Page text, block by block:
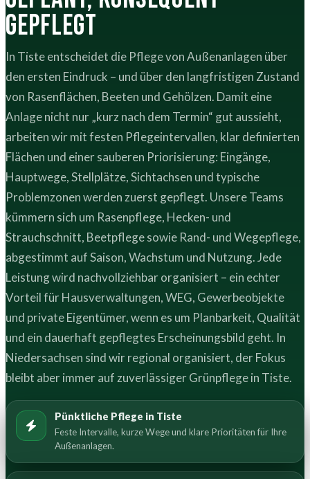
gepflegt
In Tiste entscheidet die Pflege von Außenanlagen über
den ersten Eindruck – und über den langfristigen Zustand
von Rasenflächen, Beeten und Gehölzen. Damit eine
Anlage nicht nur „kurz nach dem Termin“ gut aussieht,
arbeiten wir mit festen Pflegeintervallen, klar definierten
Flächen und einer sauberen Priorisierung: Eingänge,
Hauptwege, Stellplätze, Sichtachsen und typische
Problemzonen werden zuerst gepflegt. Unsere Teams
kümmern sich um Rasenpflege, Hecken- und
Strauchschnitt, Beetpflege sowie Rand- und Wegepflege,
abgestimmt auf Saison, Wachstum und Nutzung. Jede
Leistung wird nachvollziehbar organisiert – ein echter
Vorteil für Hausverwaltungen, WEG, Gewerbeobjekte
und private Eigentümer, wenn es um Planbarkeit, Qualität
und ein dauerhaft gepflegtes Erscheinungsbild geht. In
Niedersachsen sind wir regional organisiert, der Fokus
bleibt aber immer auf zuverlässiger Grünpflege in Tiste.
Pünktliche Pflege in Tiste
Feste Intervalle, kurze Wege und klare Prioritäten für Ihre
Außenanlagen.